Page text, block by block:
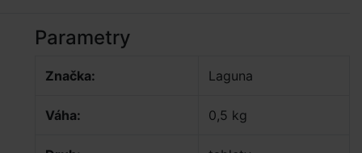
Parametry
Značka: Laguna
Váha: 0,5 kg